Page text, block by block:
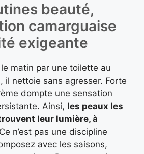
beauté,
camarguaise
exigeante
matin par une toilette au
il nettoie sans agresser. Forte
dompte une sensation
Ainsi, les peaux les
leur lumière, à
Ce n’est pas une discipline
avec les saisons,